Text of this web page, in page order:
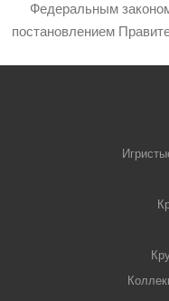
Федеральным
постановлением